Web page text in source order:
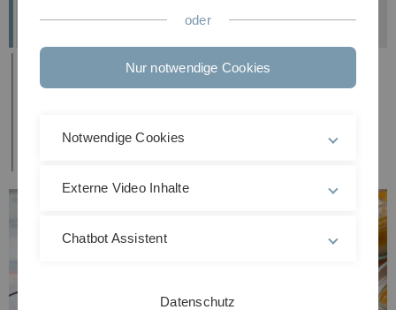
Nominierungen sind aktuell nicht möglich.
oder
Nur notwendige Cookies
Notwendige Cookies
Externe Video Inhalte
Chatbot Assistent
Datenschutz